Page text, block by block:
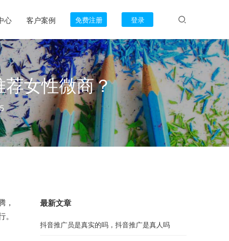
心 客户案例 免费注册 登录
荐女性微商？
，
最新文章
抖音推广员是真实的吗，抖音推广是真人吗